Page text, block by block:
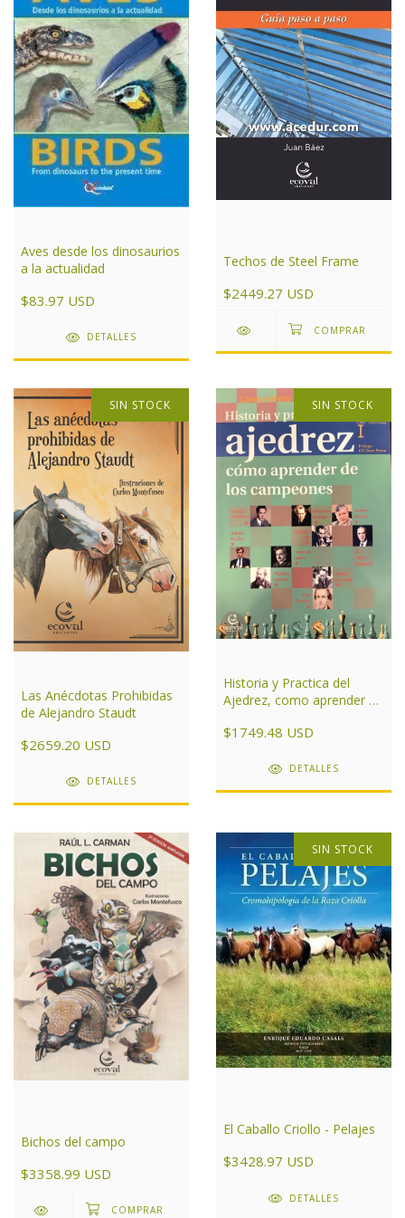
Aves desde los dinosaurios
a la actualidad
$83.97 USD
DETALLES
Techos de Steel Frame
$2449.27 USD
SIN STOCK
Las Anécdotas Prohibidas
de Alejandro Staudt
$2659.20 USD
DETALLES
SIN STOCK
Historia y Practica del
Ajedrez, como aprender de
$1749.48 USD
DETALLES
Bichos del campo
$3358.99 USD
SIN STOCK
El Caballo Criollo - Pelajes
$3428.97 USD
DETALLES